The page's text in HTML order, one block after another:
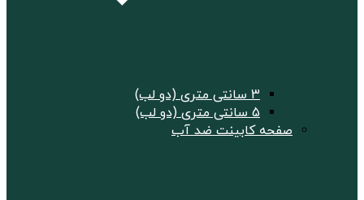
3 سانتی متری (دو لب)
5 سانتی متری (دو لب)
صفحه کابینت ضد آب